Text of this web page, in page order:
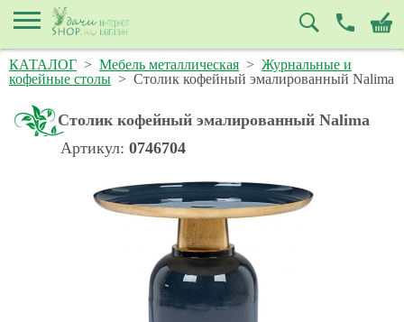
КАТАЛОГ > Мебель металлическая > Журнальные и
кофейные столы > Столик кофейный эмалированный Nalima
Столик кофейный эмалированный Nalima
Артикул: 0746704